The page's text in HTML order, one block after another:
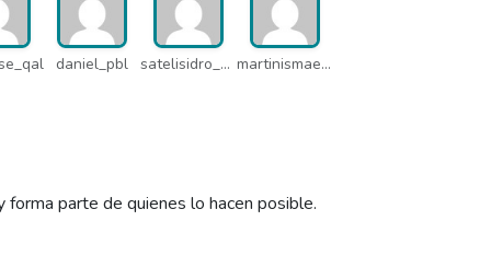
daniel_pbl satelisidro_pt5 martinismaelima_qbd
parte de quienes lo hacen posible.